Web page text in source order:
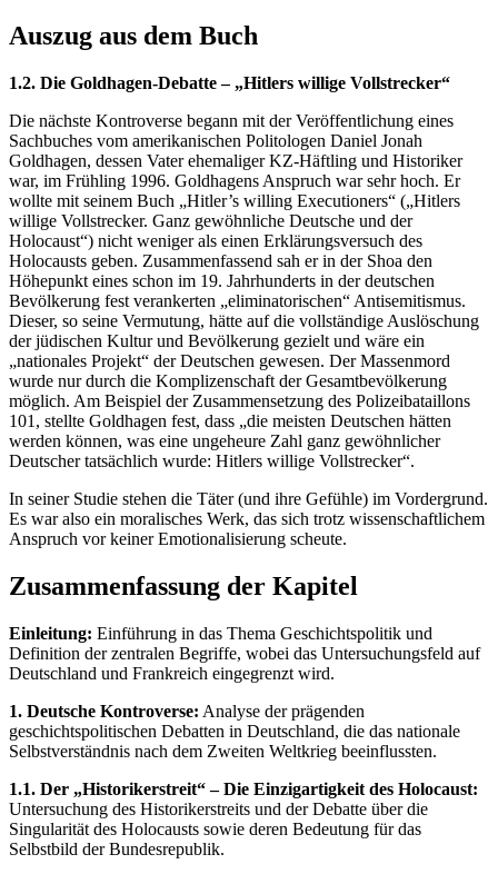
Auszug aus dem Buch
1.2. Die Goldhagen-Debatte – „Hitlers willige Vollstrecker“
Die nächste Kontroverse begann mit der Veröffentlichung eines
Sachbuches vom amerikanischen Politologen Daniel Jonah
Goldhagen, dessen Vater ehemaliger KZ-Häftling und Historiker
war, im Frühling 1996. Goldhagens Anspruch war sehr hoch. Er
wollte mit seinem Buch „Hitler’s willing Executioners“ („Hitlers
willige Vollstrecker. Ganz gewöhnliche Deutsche und der
Holocaust“) nicht weniger als einen Erklärungsversuch des
Holocausts geben. Zusammenfassend sah er in der Shoa den
Höhepunkt eines schon im 19. Jahrhunderts in der deutschen
Bevölkerung fest verankerten „eliminatorischen“ Antisemitismus.
Dieser, so seine Vermutung, hätte auf die vollständige Auslöschung
der jüdischen Kultur und Bevölkerung gezielt und wäre ein
„nationales Projekt“ der Deutschen gewesen. Der Massenmord
wurde nur durch die Komplizenschaft der Gesamtbevölkerung
möglich. Am Beispiel der Zusammensetzung des Polizeibataillons
101, stellte Goldhagen fest, dass „die meisten Deutschen hätten
werden können, was eine ungeheure Zahl ganz gewöhnlicher
Deutscher tatsächlich wurde: Hitlers willige Vollstrecker“.
In seiner Studie stehen die Täter (und ihre Gefühle) im Vordergrund.
Es war also ein moralisches Werk, das sich trotz wissenschaftlichem
Anspruch vor keiner Emotionalisierung scheute.
Zusammenfassung der Kapitel
Einleitung: Einführung in das Thema Geschichtspolitik und
Definition der zentralen Begriffe, wobei das Untersuchungsfeld auf
Deutschland und Frankreich eingegrenzt wird.
1. Deutsche Kontroverse: Analyse der prägenden
geschichtspolitischen Debatten in Deutschland, die das nationale
Selbstverständnis nach dem Zweiten Weltkrieg beeinflussten.
1.1. Der „Historikerstreit“ – Die Einzigartigkeit des Holocaust:
Untersuchung des Historikerstreits und der Debatte über die
Singularität des Holocausts sowie deren Bedeutung für das
Selbstbild der Bundesrepublik.